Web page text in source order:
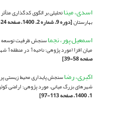
اسدی، میناتحلیلی بر الگوی کدگذاری
بهارستان[دوره 9، شماره 2، 1400، صفحه 24-1]
اسمعیل پور، نجماسنجش ظرفیت توسعه
میان افزا (مورد پژوهی: ناحیه1 در منطقه1 شهر یزد)
صفحه 58-39]
اکبری، رضاسنجش پایداری محیط زیستی
شهرهای بزرگ میانی، مورد پژوهی: اراضی
1، 1400، صفحه 113-97]